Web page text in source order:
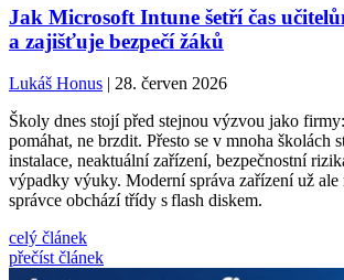
Jak Microsoft Intune šetří čas
a zajišťuje bezpečí žáků
Lukáš Honus | 28. červen 2026
Školy dnes stojí před stejnou výzvou jako
pomáhat, ne brzdit. Přesto se v mnoha školách
instalace, neaktuální zařízení, bezpečnostní
výpadky výuky. Moderní správa zařízení už ale
správce obchází třídy s flash diskem.
celý článek
přečíst článek